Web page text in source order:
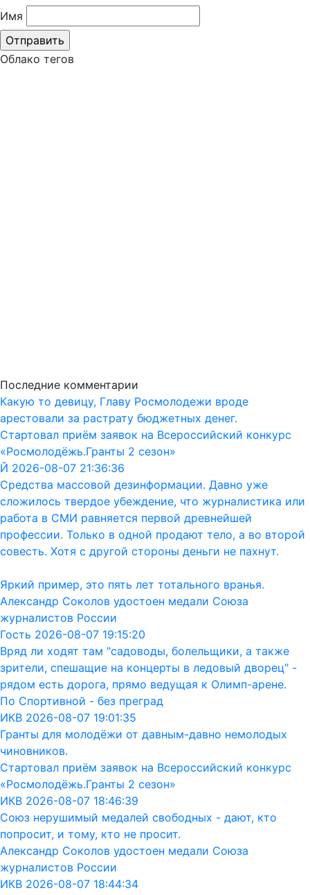
Имя
Облако тегов
Последние комментарии
Какую то девицу, Главу Росмолодежи вроде
арестовали за растрату бюджетных денег.
Стартовал приём заявок на Всероссийский конкурс
«Росмолодёжь.Гранты 2 сезон»
Й 2026-08-07 21:36:36
Средства массовой дезинформации. Давно уже
сложилось твердое убеждение, что журналистика или
работа в СМИ равняется первой древнейшей
профессии. Только в одной продают тело, а во второй
совесть. Хотя с другой стороны деньги не пахнут.
Яркий пример, это пять лет тотального вранья.
Александр Соколов удостоен медали Союза
журналистов России
Гость 2026-08-07 19:15:20
Вряд ли ходят там "садоводы, болельщики, а также
зрители, спешащие на концерты в ледовый дворец" -
рядом есть дорога, прямо ведущая к Олимп-арене.
По Спортивной - без преград
ИКВ 2026-08-07 19:01:35
Гранты для молодёжи от давным-давно немолодых
чиновников.
Стартовал приём заявок на Всероссийский конкурс
«Росмолодёжь.Гранты 2 сезон»
ИКВ 2026-08-07 18:46:39
Союз нерушимый медалей свободных - дают, кто
попросит, и тому, кто не просит.
Александр Соколов удостоен медали Союза
журналистов России
ИКВ 2026-08-07 18:44:34